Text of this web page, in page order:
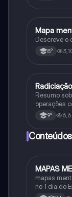
Mapa
Descreve o
8°
Matematica
Radiciação
Resumo
operações
9°
Português
MAPAS
mapas
no 1 dia do